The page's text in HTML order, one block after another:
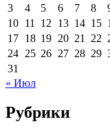
3
4 5 6 7 8
10 11 12 13 14 15
17 18 19 20 21 22
24 25 26 27 28 29
31
« Июл
Рубрики